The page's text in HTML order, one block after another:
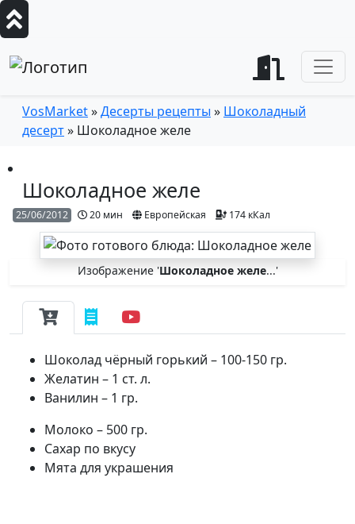
VosMarket»Десерты рецепты » Шоколадный
десерт» Шоколадное желе
Шоколадное желе
25/06/2012 20 мин Европейская 174 кКал
Изображение 'Шоколадное желе...'
Шоколад чёрный горький – 100-150 гр.
Желатин – 1 ст. л.
Ванилин – 1 гр.
Молоко – 500 гр.
Сахар по вкусу
Мята для украшения